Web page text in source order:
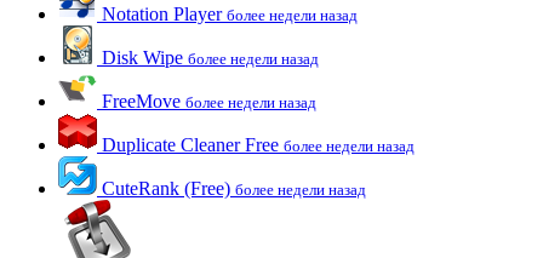
Notation Player более недели назад
Disk Wipe более недели назад
FreeMove более недели назад
Duplicate Cleaner Free более недели назад
CuteRank (Free) более недели назад